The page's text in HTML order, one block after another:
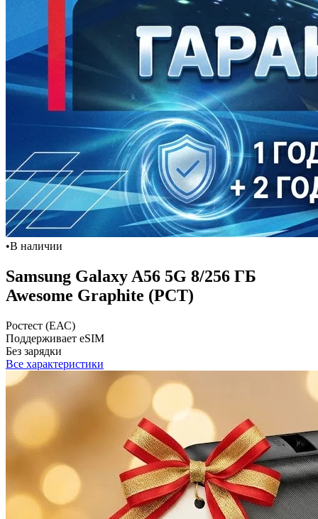
•В наличии
Samsung Galaxy A56 5G 8/256 ГБ
Awesome Graphite (РСТ)
Ростест (ЕАС)
Поддерживает eSIM
Без зарядки
Все характеристики